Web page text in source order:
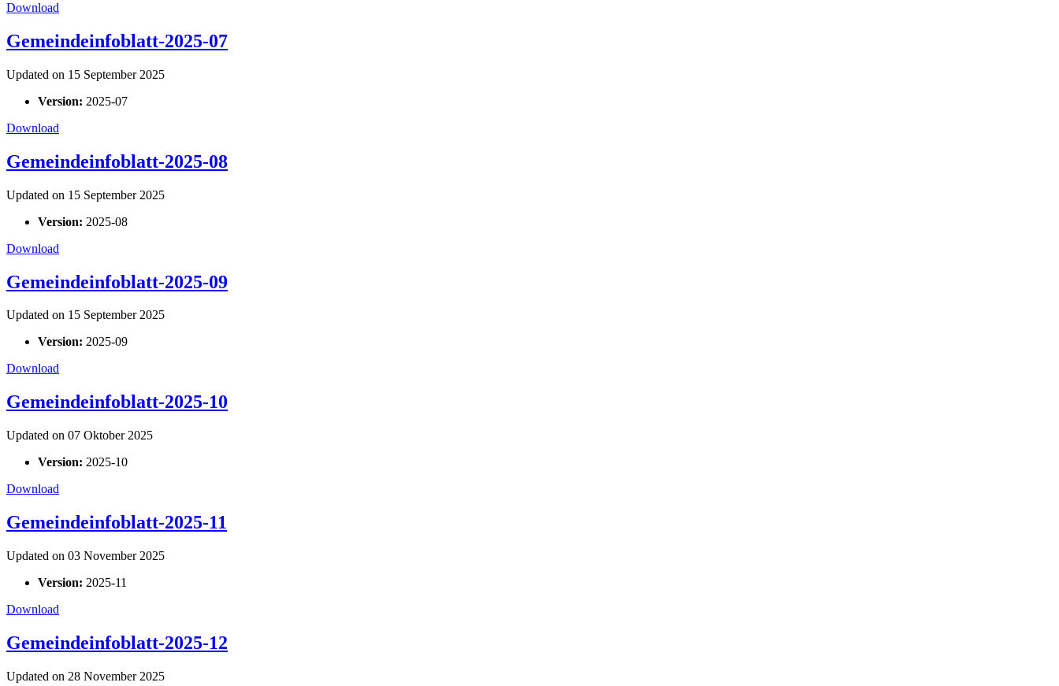
Download
Gemeindeinfoblatt-2025-07
Updated on 15 September 2025
Version: 2025-07
Download
Gemeindeinfoblatt-2025-08
Updated on 15 September 2025
Version: 2025-08
Download
Gemeindeinfoblatt-2025-09
Updated on 15 September 2025
Version: 2025-09
Download
Gemeindeinfoblatt-2025-10
Updated on 07 Oktober 2025
Version: 2025-10
Download
Gemeindeinfoblatt-2025-11
Updated on 03 November 2025
Version: 2025-11
Download
Gemeindeinfoblatt-2025-12
Updated on 28 November 2025